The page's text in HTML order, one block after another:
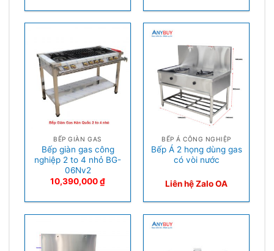
BẾP GIÀN GAS
Bếp giàn gas công
nghiệp 2 to 4 nhỏ BG-
06Nv2
10,390,000₫
BẾP Á CÔNG NGHIỆP
Bếp Á 2 họng dùng gas
có vòi nước
Liên hệ Zalo OA